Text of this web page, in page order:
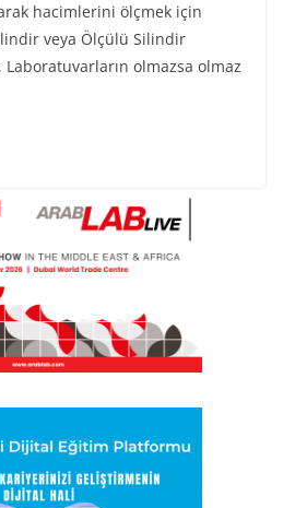
hacimlerini ölçmek için
veya Ölçülü Silindir
Laboratuvarların olmazsa olmaz